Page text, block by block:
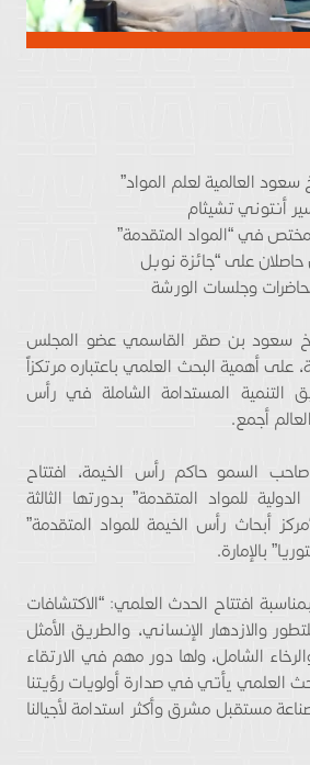
العالمية لعلم المواد”
أنتوني تشيثام
مختص في “المواد المتقدمة”
على “جائزة نوبل
وجلسات الورشة
سعود بن صقر القاسمي عضو المجلس
على أهمية البحث العلمي باعتباره مرتكزاً
التنمية المستدامة الشاملة في رأس
أجمع.
السمو حاكم رأس الخيمة، افتتاح
للمواد المتقدمة” بدورتها الثالثة
أبحاث رأس الخيمة للمواد المتقدمة”
بالإمارة.
افتتاح الحدث العلمي: “الاكتشافات
والازدهار الإنساني، والطريق الأمثل
الشامل، ولها دور مهم في الارتقاء
العلمي يأتي في صدارة أولويات رؤيتنا
مستقبل مشرق وأكثر استدامة لأجيالنا